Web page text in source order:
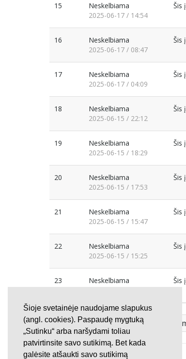
Šioje svetainėje naudojame slapukus
(angl. cookies). Paspaudę mygtuką
„Sutinku“ arba naršydami toliau
patvirtinsite savo sutikimą. Bet kada
galėsite atšaukti savo sutikimą
15
Neskelbiama
2025-06-17 / 14:54
Šis
16
Neskelbiama
2025-06-17 / 08:47
Šis
17
Neskelbiama
2025-06-17 / 04:09
Šis
18
Neskelbiama
2025-06-15 / 22:12
Šis
19
Neskelbiama
2025-06-15 / 18:29
Šis
20
Neskelbiama
2025-06-15 / 17:53
Šis
21
Neskelbiama
2025-06-15 / 15:47
Šis
22
Neskelbiama
2025-06-15 / 15:25
Šis
23
Neskelbiama
2025-06-15 / 13:23
Šis
Visi peticijos